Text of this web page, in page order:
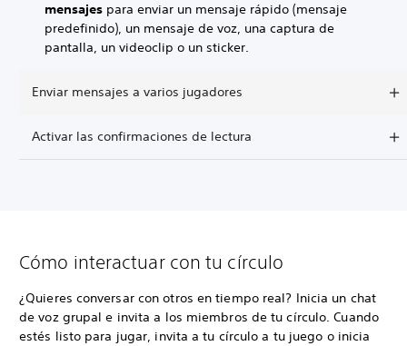
mensajes para enviar un mensaje rápido (mensaje
predefinido), un mensaje de voz, una captura de
pantalla, un videoclip o un sticker.
Enviar mensajes a varios jugadores
Activar las confirmaciones de lectura
Cómo interactuar con tu círculo
¿Quieres conversar con otros en tiempo real? Inicia un chat
de voz grupal e invita a los miembros de tu círculo. Cuando
estés listo para jugar, invita a tu círculo a tu juego o inicia